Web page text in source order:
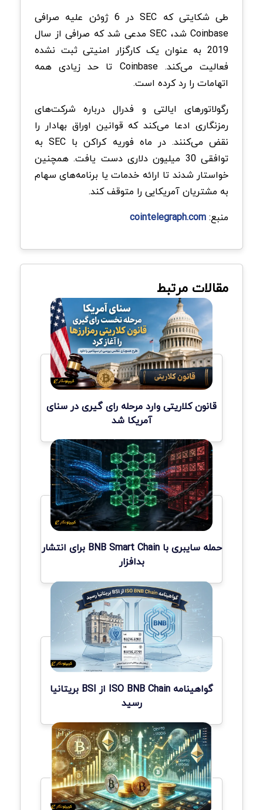
طی شکایتی که SEC در 6 ژوئن علیه صرافی
Coinbase شد، SEC مدعی شد که صرافی از سال
2019 به عنوان یک کارگزار امنیتی ثبت نشده
فعالیت می‌کند. Coinbase تا حد زیادی همه
اتهامات را رد کرده است.
رگولاتورهای ایالتی و فدرال درباره شرکت‌های
رمزنگاری ادعا می‌کند که قوانین اوراق بهادار را
نقض می‌کنند. در ماه فوریه کراکن با SEC به
توافقی 30 میلیون دلاری دست یافت. همچنین
خواستار شدند تا ارائه خدمات یا برنامه‌های سهام
به مشتریان آمریکایی را متوقف کند.
منبع:cointelegraph.com
مقالات مرتبط
قانون کلاریتی وارد مرحله رای گیری در سنای
آمریکا شد
حمله سایبری با BNB Smart Chain برای انتشار
بدافزار
گواهینامه ISO BNB Chain از BSI بریتانیا
رسید